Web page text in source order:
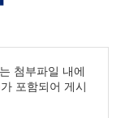
첨부파일 내에
가 포함되어 게시